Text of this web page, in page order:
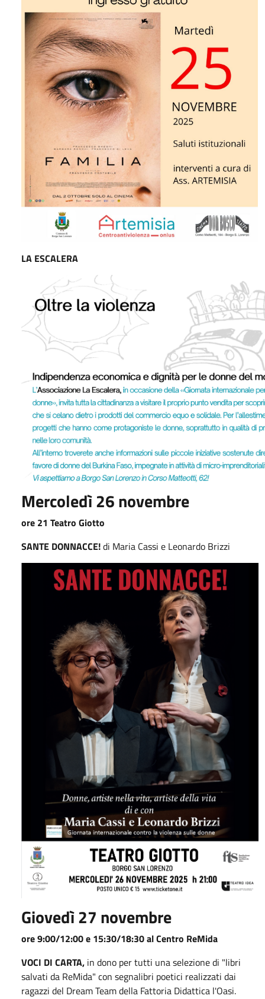
LA ESCALERA
Mercoledì 26 novembre
ore 21 Teatro Giotto
SANTE DONNACCE!di Maria Cassi e Leonardo Brizzi
Giovedì 27 novembre
ore 9:00/12:00 e 15:30/18:30 al Centro ReMida
VOCI DI CARTA, in dono per tutti una selezione di "libri
salvati da ReMida" con segnalibri poetici realizzati dai
ragazzi del Dream Team della Fattoria Didattica l'Oasi.